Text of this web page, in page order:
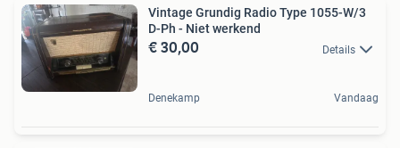
Vintage Grundig Radio Type 1055-W/3
D-Ph - Niet werkend
€ 30,00 Details
Denekamp Vandaag